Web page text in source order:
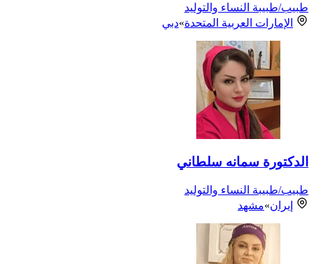
طبيب/طبيبة النساء والتوليد
الإمارات العربية المتحدة»دبي
الدكتورة سمانه سلطاني
طبيب/طبيبة النساء والتوليد
إيران»مشهد